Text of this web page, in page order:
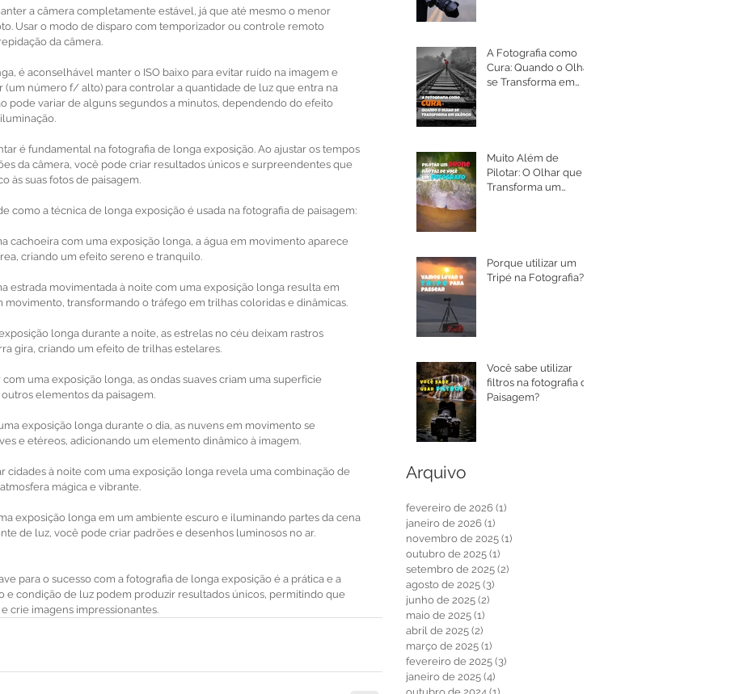
a câmera completamente estável, já que até mesmo o menor
Usar o modo de disparo com temporizador ou controle remoto
da câmera.
é aconselhável manter o ISO baixo para evitar ruído na imagem e
número f/ alto) para controlar a quantidade de luz que entra na
pode variar de alguns segundos a minutos, dependendo do efeito
é fundamental na fotografia de longa exposição. Ao ajustar os tempos
da câmera, você pode criar resultados únicos e surpreendentes que
às suas fotos de paisagem.
como a técnica de longa exposição é usada na fotografia de paisagem:
cachoeira com uma exposição longa, a água em movimento aparece
criando um efeito sereno e tranquilo.
estrada movimentada à noite com uma exposição longa resulta em
movimento, transformando o tráfego em trilhas coloridas e dinâmicas.
longa durante a noite, as estrelas no céu deixam rastros
gira, criando um efeito de trilhas estelares.
com uma exposição longa, as ondas suaves criam uma superfície
elementos da paisagem.
exposição longa durante o dia, as nuvens em movimento se
e etéreos, adicionando um elemento dinâmico à imagem.
cidades à noite com uma exposição longa revela uma combinação de
mágica e vibrante.
exposição longa em um ambiente escuro e iluminando partes da cena
de luz, você pode criar padrões e desenhos luminosos no ar.
para o sucesso com a fotografia de longa exposição é a prática e a
e condição de luz podem produzir resultados únicos, permitindo que
crie imagens impressionantes.
A Fotografia como
Cura: Quando o Olhar
se Transforma em
Muito Além de
Pilotar: O Olhar que
Transforma um
Porque utilizar um
Tripé na Fotografia?
Você sabe utilizar
filtros na fotografia de
Paisagem?
Arquivo
fevereiro de 2026 (1)
janeiro de 2026 (1)
novembro de 2025 (1)
outubro de 2025 (1)
setembro de 2025 (2)
agosto de 2025 (3)
junho de 2025 (2)
maio de 2025 (1)
abril de 2025 (2)
março de 2025 (1)
fevereiro de 2025 (3)
janeiro de 2025 (4)